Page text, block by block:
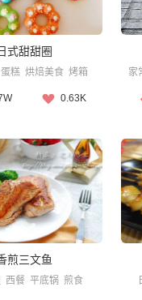
式甜甜圈
蛋糕 烘焙美食 烤箱
0.63K
家
煎三文鱼
西餐 平底锅 煎食